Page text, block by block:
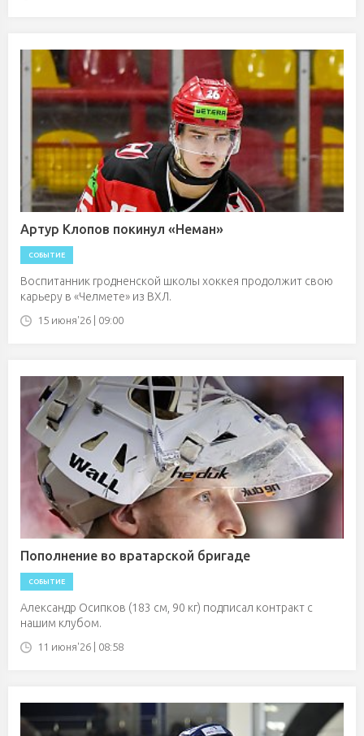
Артур Клопов покинул «Неман»
СОБЫТИЕ
Воспитанник гродненской школы хоккея продолжит свою
карьеру в «Челмете» из ВХЛ.
15 июня'26 | 09:00
Пополнение во вратарской бригаде
СОБЫТИЕ
Александр Осипков (183 см, 90 кг) подписал контракт с
нашим клубом.
11 июня'26 | 08:58